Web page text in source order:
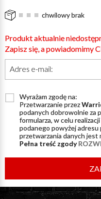
chwilowy brak
Produkt aktualnie
Zapisz się, a powiadomimy
Adres e-mail:
Wyrażam zgodę na:
Przetwarzanie przez
podanych dobrowolnie za
formularza, w celu
podanego powyżej
przetwarzania danych jest
Pełna treść zgody